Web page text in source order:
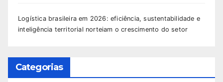
Logística brasileira em 2026: eficiência, sustentabilidade e
inteligência territorial norteiam o crescimento do setor
Categorias